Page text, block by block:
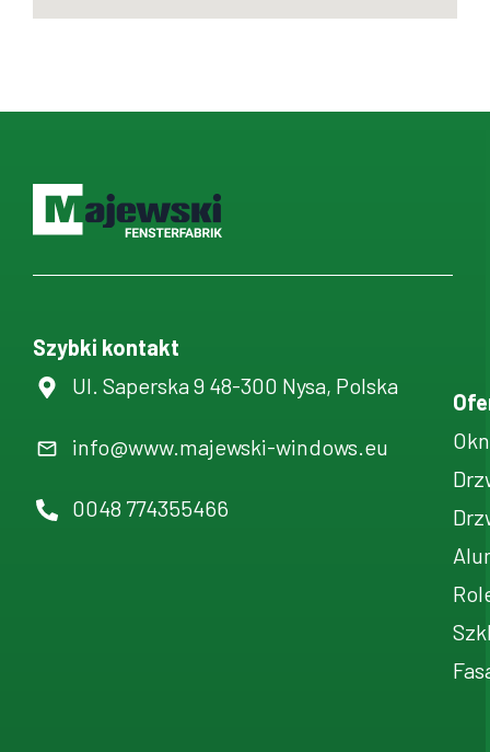
Szybki kontakt
Ul. Saperska 9 48-300 Nysa, Polska
info@www.majewski-windows.eu
0048 774355466